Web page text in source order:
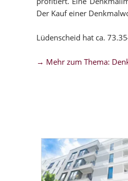
Der Kauf einer
Lüdenscheid hat ca.
→ Mehr zum Thema: